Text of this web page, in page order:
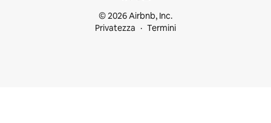
© 2026 Airbnb, Inc.
Privatezza
Termini